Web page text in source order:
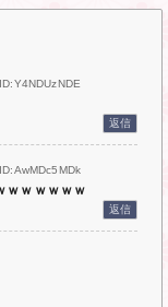
ID:Y4NDUzNDE
返信
ID:AwMDc5MDk
ｗｗｗｗｗｗ
返信